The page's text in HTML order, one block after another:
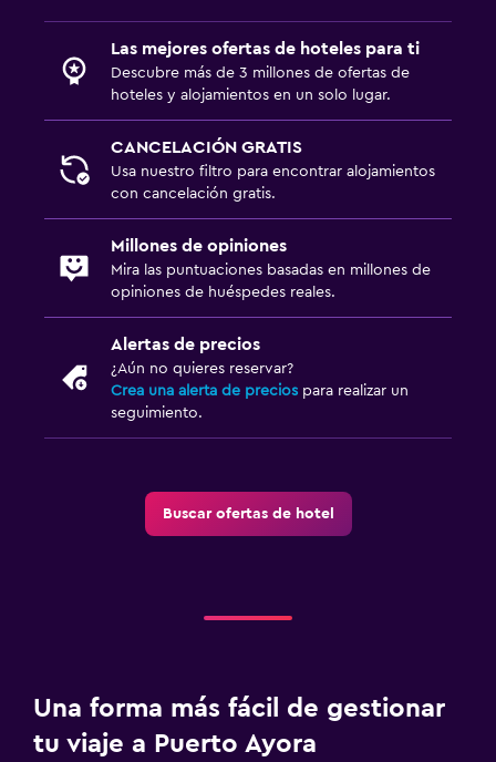
Las mejores ofertas de hoteles para ti
Descubre más de 3 millones de ofertas de
hoteles y alojamientos en un solo lugar.
CANCELACIÓN GRATIS
Usa nuestro filtro para encontrar alojamientos
con cancelación gratis.
Millones de opiniones
Mira las puntuaciones basadas en millones de
opiniones de huéspedes reales.
Alertas de precios
¿Aún no quieres reservar?
Crea una alerta de precios para realizar un
seguimiento.
Buscar ofertas de hotel
Una forma más fácil de gestionar
tu viaje a Puerto Ayora